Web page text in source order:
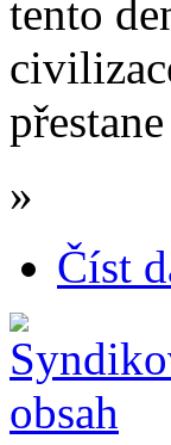
tento
»
Číst